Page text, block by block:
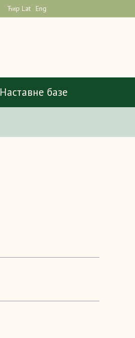
Ћир Lat Eng
Наставне базе